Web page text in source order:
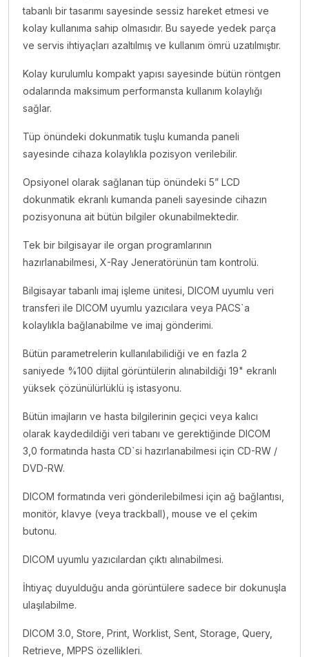
tabanlı bir tasarımı sayesinde sessiz hareket etmesi ve
kolay kullanıma sahip olmasıdır. Bu sayede yedek parça
ve servis ihtiyaçları azaltılmış ve kullanım ömrü uzatılmıştır.
Kolay kurulumlu kompakt yapısı sayesinde bütün röntgen
odalarında maksimum performansta kullanım kolaylığı
sağlar.
Tüp önündeki dokunmatik tuşlu kumanda paneli
sayesinde cihaza kolaylıkla pozisyon verilebilir.
Opsiyonel olarak sağlanan tüp önündeki 5” LCD
dokunmatik ekranlı kumanda paneli sayesinde cihazın
pozisyonuna ait bütün bilgiler okunabilmektedir.
Tek bir bilgisayar ile organ programlarının
hazırlanabilmesi, X-Ray Jeneratörünün tam kontrolü.
Bilgisayar tabanlı imaj işleme ünitesi, DICOM uyumlu veri
transferi ile DICOM uyumlu yazıcılara veya PACS`a
kolaylıkla bağlanabilme ve imaj gönderimi.
Bütün parametrelerin kullanılabilidiği ve en fazla 2
saniyede %100 dijital görüntülerin alınabildiği 19" ekranlı
yüksek çözünülürlüklü iş istasyonu.
Bütün imajların ve hasta bilgilerinin geçici veya kalıcı
olarak kaydedildiği veri tabanı ve gerektiğinde DICOM
3,0 formatında hasta CD`si hazırlanabilmesi için CD-RW /
DVD-RW.
DICOM formatında veri gönderilebilmesi için ağ bağlantısı,
monitör, klavye (veya trackball), mouse ve el çekim
butonu.
DICOM uyumlu yazıcılardan çıktı alınabilmesi.
İhtiyaç duyulduğu anda görüntülere sadece bir dokunuşla
ulaşılabilme.
DICOM 3.0, Store, Print, Worklist, Sent, Storage, Query,
Retrieve, MPPS özellikleri.